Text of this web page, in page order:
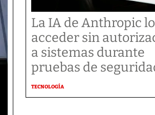
La IA de Anthropic
acceder sin
a sistemas durante
pruebas de
TECNOLOGÍA